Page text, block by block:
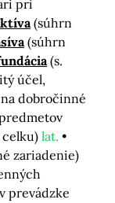
pri
(súhrn
(súhrn
(s.
účel,
dobročinné
lat.
zariadenie)
prevádzke